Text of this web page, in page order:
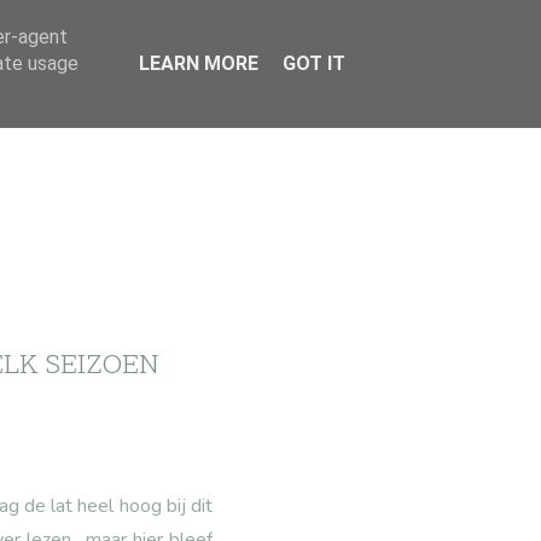
SEIZOEN
de lat heel hoog bij dit
agent
usage
LEARN MORE GOT IT